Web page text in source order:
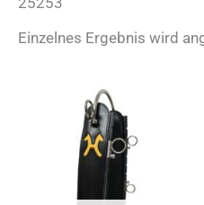
Einzelnes Ergebnis wird